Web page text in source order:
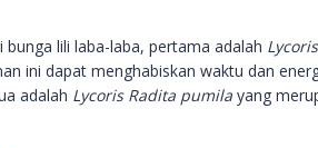
lili laba-laba, pertama adalah
ini dapat menghabiskan waktu dan
adalah Lycoris Radita pumila yang